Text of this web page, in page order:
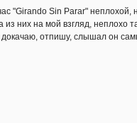
"Girando Sin Parar" неплохой,
них на мой взгляд, неплохо
отпишу, слышал он